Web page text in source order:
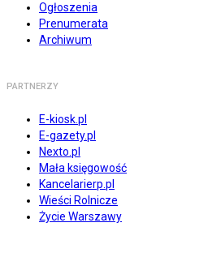
Ogłoszenia
Prenumerata
Archiwum
PARTNERZY
E-kiosk.pl
E-gazety.pl
Nexto.pl
Mała księgowość
Kancelarierp.pl
Wieści Rolnicze
Życie Warszawy